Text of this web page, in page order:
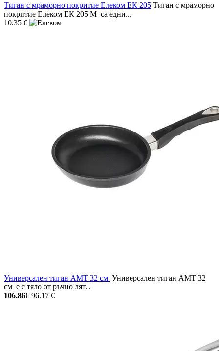
Тиган с мраморно покритие Елеком ЕК 205 Тиган с мраморно
покритие Елеком ЕК 205 M са едни...
10.35 €
Универсален тиган AMT 32 см. Универсален тиган AMT 32
см е с тяло от ръчно лят...
106.86€ 96.17 €